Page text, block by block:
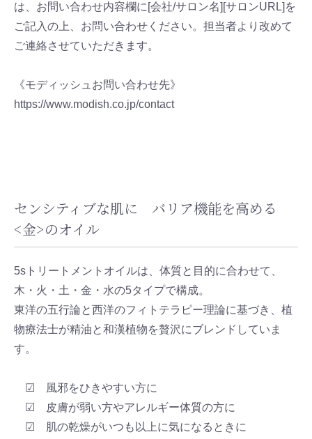
は、お問い合わせ内容欄に[会社/サロン名][サロンURL]を
ご記入の上、お問い合わせください。担当者より改めて
ご連絡させていただきます。
《モディッシュお問い合わせ先》
https://www.modish.co.jp/contact
センシティブな肌に バリア機能を高める
<金>のオイル
5sトリートメントオイルは、体質と目的に合わせて、
木・火・土・金・水の5タイプで構成。
東洋の五行論と西洋のフィトテラピー理論に基づき、植
物療法士が精油と和漢植物を贅沢にブレンドしていま
す。
☑ 風邪をひきやすい方に
☑ 皮膚が弱い方やアレルギー体質の方に
☑ 肌の乾燥がいつも以上に気になるときに